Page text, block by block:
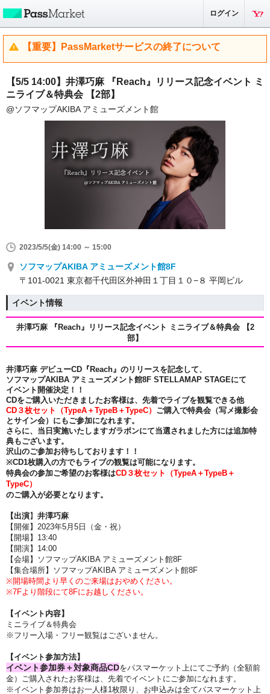
ログイン
【重要】PassMarketサービスの終了について
【5/5 14:00】井澤巧麻 『Reach』リリース記念イベント ミ
ニライブ＆特典会 【2部】
@ソフマップAKIBA アミューズメント館
2023/5/5(金) 14:00 ～ 15:00
ソフマップAKIBA アミューズメント館8F
〒101-0021 東京都千代田区外神田１丁目１０−８ 平岡ビル
イベント情報
井澤巧麻 『Reach』
リリース記念イベント ミニライブ＆特典会 【2
部】
井澤巧麻 デビューCD『Reach』のリリースを記念して、
ソフマップAKIBA アミューズメント館8F STELLAMAP STAGEにて
イベント開催決定！！
CDをご購入いただきましたお客様は、先着でライブを観覧できる他
CD３枚セット（TypeA＋TypeB＋TypeC） ご購入で特典会（写メ撮影会
とサイン会）にもご参加になれます。
さらに、当日実施いたしますガラポンにて当選されました方には追加特
典もございます。
沢山のご参加お待ちしております！！
※CD1枚購入の方でもライブの観覧は可能になります。
特典会の参加ご希望のお客様はCD３枚セット（TypeA＋TypeB＋
TypeC）
のご購入が必要となります。
【出演】 井澤巧麻
【開催】2023年5月5日（金・祝）
【開場】13:40
【開演】14:00
【会場】ソフマップAKIBA アミューズメント館8F
【集合場所】ソフマップAKIBA アミューズメント館8F
※開場時間より早くのご来場はおやめください。
※7Fより階段にて8Fにお越しください。
【イベント内容】
ミニライブ＆特典会
※フリー入場・フリー観覧はございません。
【イベント参加方法】
イベント参加券＋対象商品CDをパスマーケット上にてご予約（全額前
金）ご購入されたお客様は、先着でイベントにご参加になれます。
※イベント参加券はお一人様1枚限り、 お申込みは全てパスマーケット上